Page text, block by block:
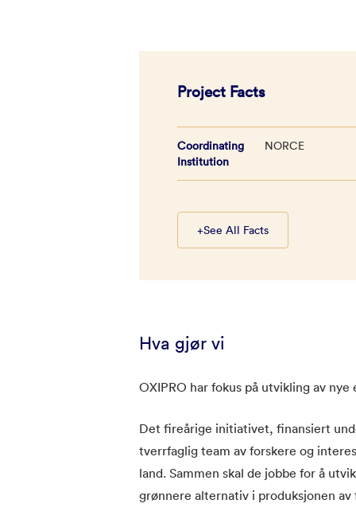
Project Facts
Coordinating
Institution
NORCE
+See All Facts
Hva gjør vi
OXIPRO har fokus på utvikling av
Det fireårige initiativet, finansiert
tverrfaglig team av forskere og
land. Sammen skal de jobbe for å
grønnere alternativ i produksjonen av